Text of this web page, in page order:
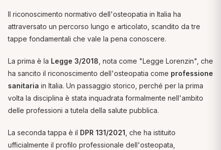
Il riconoscimento normativo dell'osteopatia in Italia ha
attraversato un percorso lungo e articolato, scandito da tre
tappe fondamentali che vale la pena conoscere.
La prima è la Legge 3/2018 , nota come "Legge Lorenzin", che
ha sancito il riconoscimento dell'osteopatia come professione
sanitaria in Italia. Un passaggio storico, perché per la prima
volta la disciplina è stata inquadrata formalmente nell'ambito
delle professioni a tutela della salute pubblica.
La seconda tappa è il DPR 131/2021 , che ha istituito
ufficialmente il profilo professionale dell'osteopata,